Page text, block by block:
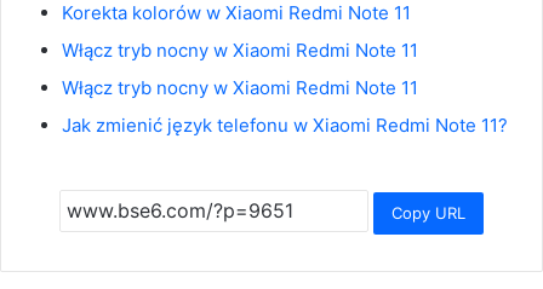
Korekta kolorów w Xiaomi Redmi Note 11
Włącz tryb nocny w Xiaomi Redmi Note 11
Włącz tryb nocny w Xiaomi Redmi Note 11
Jak zmienić język telefonu w Xiaomi Redmi Note 11?
Copy URL